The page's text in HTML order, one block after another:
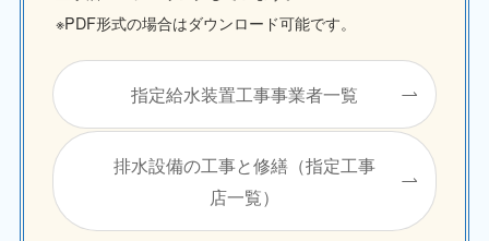
※PDF形式の場合はダウンロード可能です。
指定給水装置工事事業者一覧
排水設備の工事と修繕（指定工事
店一覧）